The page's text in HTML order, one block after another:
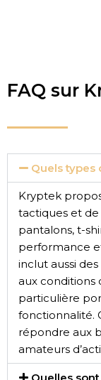
FAQ sur
Quels types
Kryptek
tactiques et de
pantalons, t-
performance
inclut aussi
aux conditions
particulière
fonctionnalité.
répondre aux
amateurs